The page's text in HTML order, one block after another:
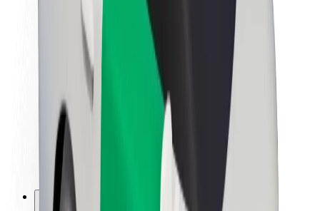
Sajtószoba
Brand
Küldetés
Befektetői kapcsolatok
Vezetőség
Márka
Média
Urban Fund
Biztonság